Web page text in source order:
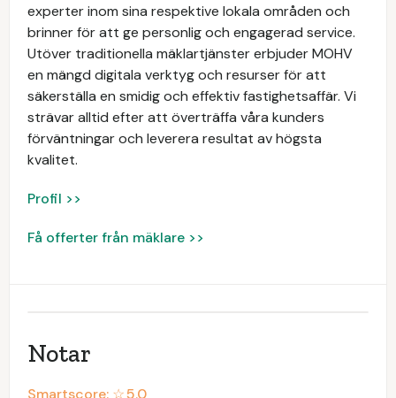
experter inom sina respektive lokala områden och
brinner för att ge personlig och engagerad service.
Utöver traditionella mäklartjänster erbjuder MOHV
en mängd digitala verktyg och resurser för att
säkerställa en smidig och effektiv fastighetsaffär. Vi
strävar alltid efter att överträffa våra kunders
förväntningar och leverera resultat av högsta
kvalitet.
Profil >>
Få offerter från mäklare >>
Notar
Smartscore: ☆5.0